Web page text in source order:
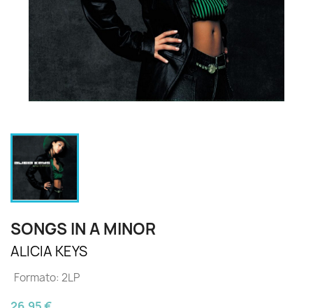
SONGS IN A MINOR
ALICIA KEYS
Formato: 2LP